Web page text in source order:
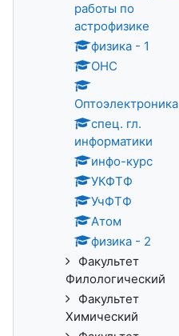
работы по
астрофизике
физика - 1
ОНС
Оптоэлектроника
спец. гл.
информатики
инфо-курс
УКФТФ
УчФТФ
Атом
физика - 2
Факультет
Филологический
Факультет
Химический